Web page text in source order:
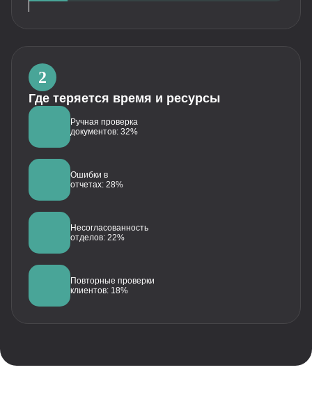
2
Где теряется время и ресурсы
Ручная проверка
документов: 32%
Ошибки в
отчетах: 28%
Несогласованность
отделов: 22%
Повторные проверки
клиентов: 18%